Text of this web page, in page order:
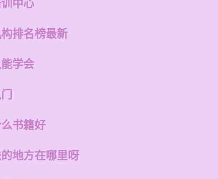
中心
排名榜最新
学会
书籍好
地方在哪里呀